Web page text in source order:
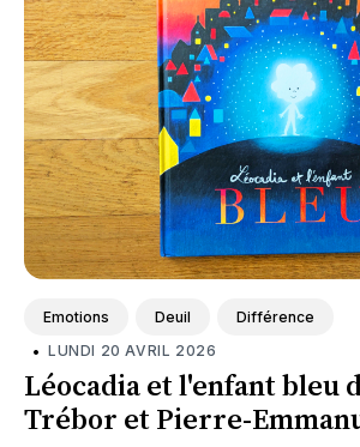
Emotions Deuil Différence
• LUNDI 20 AVRIL 2026
Léocadia et l'enfant bleu
Trébor et Pierre-